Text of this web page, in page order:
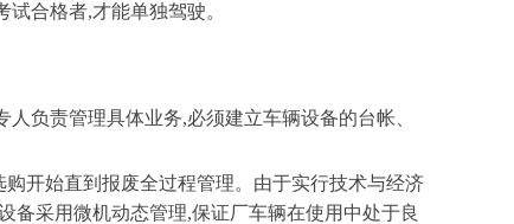
合格者,才能单独驾驶。
负责管理具体业务,必须建立车辆设备的台帐、
开始直到报废全过程管理。由于实行技术与经济
备采用微机动态管理,保证厂车辆在使用中处于良